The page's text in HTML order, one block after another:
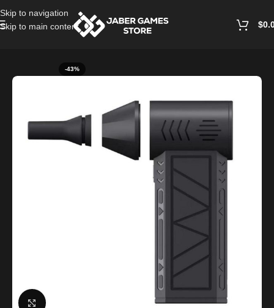
Skip to navigation
Skip to main content
$
-43%
Click to enlarge